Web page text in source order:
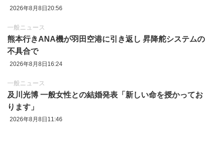
2026年8月8日20:56
一般ニュース
熊本行きANA機が羽田空港に引き返し 昇降舵システムの
不具合で
2026年8月8日16:24
一般ニュース
及川光博 一般女性との結婚発表「新しい命を授かってお
ります」
2026年8月8日11:46